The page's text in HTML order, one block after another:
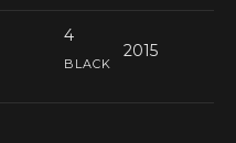
4
2015
BLACK